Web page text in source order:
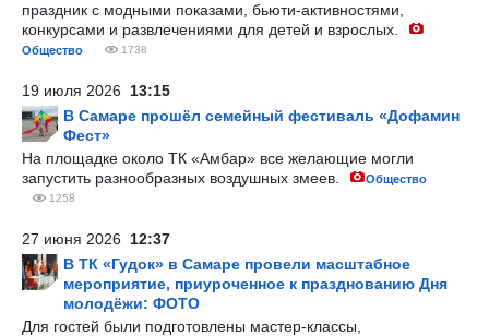
праздник с модными показами, бьюти-активностями,
конкурсами и развлечениями для детей и взрослых.
Общество 1738
19 июля 2026 13:15
В Самаре прошёл семейный фестиваль «Дофамин
Фест»
На площадке около ТК «Амбар» все желающие могли
запустить разнообразных воздушных змеев.
Общество
1258
27 июня 2026 12:37
В ТК «Гудок» в Самаре провели масштабное
мероприятие, приуроченное к празднованию Дня
молодёжи: ФОТО
Для гостей были подготовлены мастер-классы,